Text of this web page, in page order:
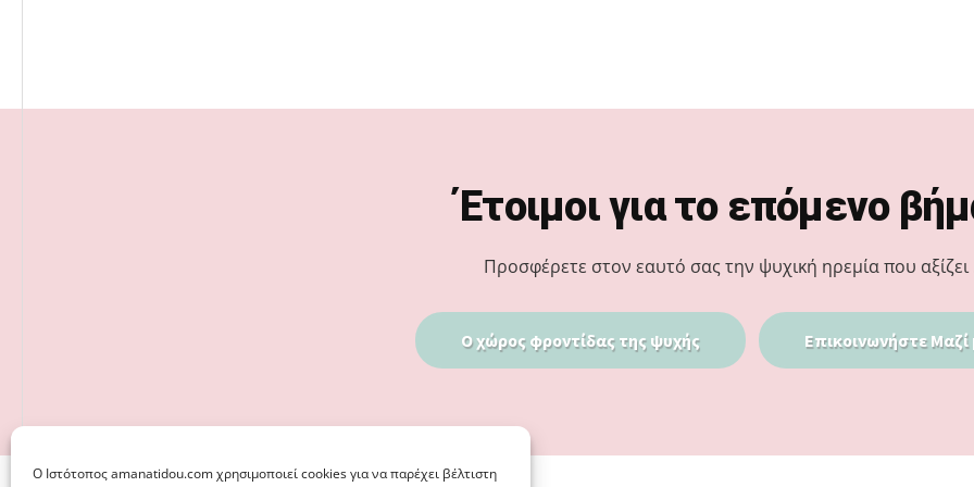
Ο Iστότοπος amanatidou.com χρησιμοποιεί cookies για να παρέχει βέλτιστη
Έτοιμοι για το επόμενο
Προσφέρετε στον εαυτό σας την ψυχική ηρεμία που αξίζει
Ο χώρος φροντίδας της ψυχής Επικοινωνήστε Μαζί